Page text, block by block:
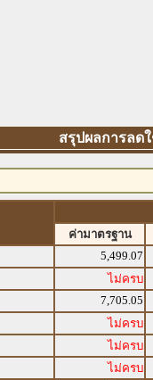
สรุปผลการลดใ
ค่ามาตรฐาน
5,499.07
ไม่ครบ
7,705.05
ไม่ครบ
ไม่ครบ
ไม่ครบ